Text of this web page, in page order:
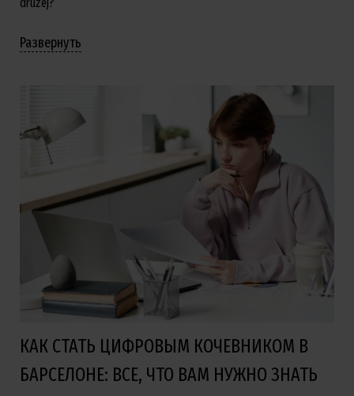
Развернуть
КАК СТАТЬ ЦИФРОВЫМ КОЧЕВНИКОМ В
БАРСЕЛОНЕ: ВСЕ, ЧТО ВАМ НУЖНО ЗНАТЬ